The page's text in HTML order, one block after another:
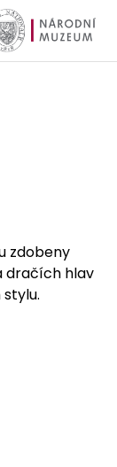
zdobeny
dračích hlav